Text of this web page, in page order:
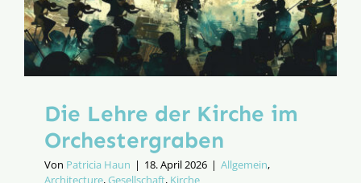
Die Lehre der Kirche im
Orchestergraben
Von Patricia Haun | 18. April 2026 | Allgemein,
Architecture,Gesellschaft, Kirche